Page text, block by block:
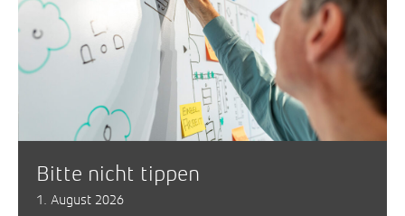
Bitte nicht tippen
1. August 2026